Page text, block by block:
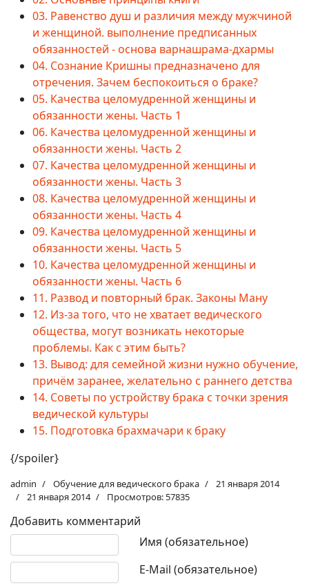
03. Равенство душ и различия между мужчиной
и женщиной. выполнение предписанных
обязанностей - основа варнашрама-дхармы
04. Сознание Кришны предназначено для
отречения. Зачем беспокоиться о браке?
05. Качества целомудренной женщины и
обязанности жены. Часть 1
06. Качества целомудренной женщины и
обязанности жены. Часть 2
07. Качества целомудренной женщины и
обязанности жены. Часть 3
08. Качества целомудренной женщины и
обязанности жены. Часть 4
09. Качества целомудренной женщины и
обязанности жены. Часть 5
10. Качества целомудренной женщины и
обязанности жены. Часть 6
11. Развод и повторный брак. Законы Ману
12. Из-за того, что не хватает ведического
общества, могут возникать некоторые
проблемы. Как с этим быть?
13. Вывод: для семейной жизни нужно обучение,
причём заранее, желательно с раннего детства
14. Советы по устройству брака с точки зрения
ведической культуры
15. Подготовка брахмачари к браку
{/spoiler}
admin Обучение для ведического брака
21 января 2014
21 января 2014
Просмотров: 57835
Добавить комментарий
Имя (обязательное)
E-Mail (обязательное)
Текст комментария